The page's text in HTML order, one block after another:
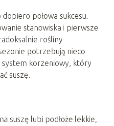
połowa sukcesu.
stanowiska i pierwsze
rośliny
potrzebują nieco
korzeniowy, który
suszę.
suszę lubi podłoże lekkie,